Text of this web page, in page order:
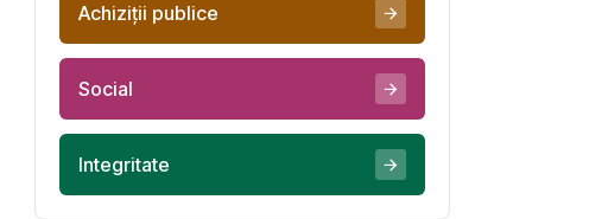
Achiziţii publice
Social
Integritate